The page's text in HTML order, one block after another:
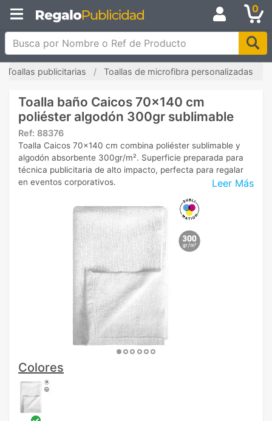
0
Busca por Nombre o Ref de Producto
Toallas publicitarias Toallas de microfibra personalizadas
Toalla baño Caicos 70x140 cm
poliéster algodón 300gr sublimable
Ref: 88376
Leer Más
Toalla Caicos 70x140 cm combina poliéster sublimable y
algodón absorbente 300gr/m². Superficie preparada para
técnica publicitaria de alto impacto, perfecta para regalar
en eventos corporativos.
Colores